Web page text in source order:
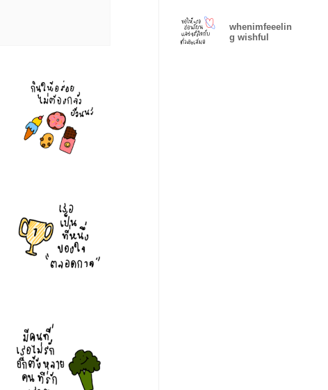
whenimfeeelin
g wishful